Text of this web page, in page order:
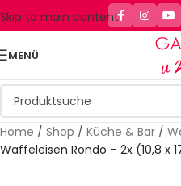
Skip to main content
MENÜ
Home / Shop / Küche & Bar /
Waffeleisen Rondo – 2x (10,8 x